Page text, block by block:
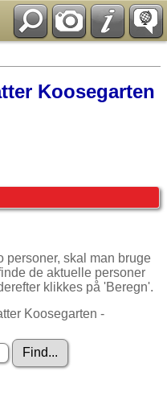
Koosegarten
personer, skal man bruge
de aktuelle personer
klikkes på 'Beregn'.
Koosegarten -